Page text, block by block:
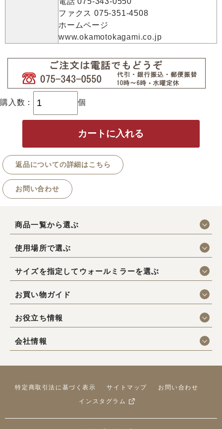
ファクス 075-351-4508
ホームページ
www.okamotokagami.co.jp
購入数： 個
返品についての詳細はこちら
お問い合わせ
商品一覧から選ぶ
使用場所で選ぶ
サイズを指定してウォールミラーを選ぶ
お買い物ガイド
お役立ち情報
会社情報
特定商取引法に基づく表示 サイトマップ
お問い合わせ
インスタグラム